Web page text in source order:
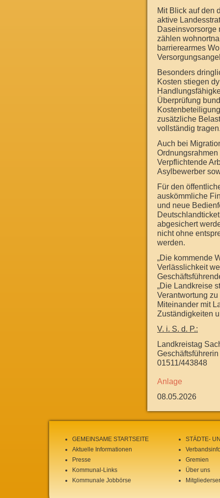
Mit Blick auf den
aktive
Daseinsvorsorge
zählen
barrierearmes
Besonders
Kosten stiegen
Überprüfung
zusätzliche
vollständig
Auch bei
Verpflichtende
Asylbewerber
Für den
auskömmliche
und neue
abgesichert
nicht ohne
werden.
„Die kommende
Verlässlichkeit
„Die Landkreise
Verantwortung
Miteinander mit
Zuständigkeiten
V. i. S. d. P.:
Landkreistag
01511/443848
Anlage
08.05.2026
GEMEINSAME STARTSEITE
Aktuelle Informationen
Presse
Kommunal-Links
Kommunale Jobbörse
STÄDTE-
Gremien
Über uns